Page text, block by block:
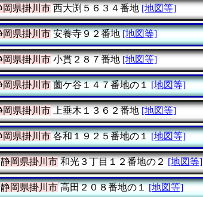
岡県掛川市西大渕５６３４番地 [地図等]
岡県掛川市安養寺９２番地 [地図等]
岡県掛川市小貫２８７番地 [地図等]
岡県掛川市薗ケ谷１４７番地の１ [地図等]
岡県掛川市上垂木１３６２番地 [地図等]
岡県掛川市各和１９２５番地の１ [地図等]
静岡県掛川市和光３丁目１２番地の２ [地図等]
静岡県掛川市高田２０８番地の１ [地図等]